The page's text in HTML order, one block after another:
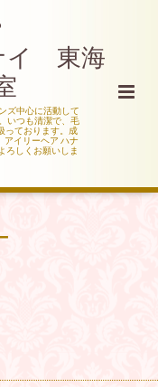
イ 東海
ズ中心に活動して
いつも清潔で、毛
っております。成
アイリーヘア ハナ
ろしくお願いしま